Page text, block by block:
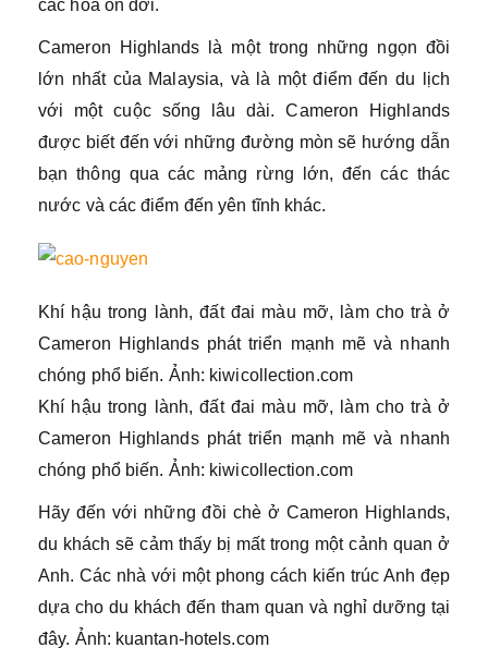
các hoa ôn đới.
Cameron Highlands là một trong những ngọn đồi
lớn nhất của Malaysia, và là một điểm đến du lịch
với một cuộc sống lâu dài. Cameron Highlands
được biết đến với những đường mòn sẽ hướng dẫn
bạn thông qua các mảng rừng lớn, đến các thác
nước và các điểm đến yên tĩnh khác.
Khí hậu trong lành, đất đai màu mỡ, làm cho trà ở
Cameron Highlands phát triển mạnh mẽ và nhanh
chóng phổ biến. Ảnh: kiwicollection.com
Khí hậu trong lành, đất đai màu mỡ, làm cho trà ở
Cameron Highlands phát triển mạnh mẽ và nhanh
chóng phổ biến. Ảnh: kiwicollection.com
Hãy đến với những đồi chè ở Cameron Highlands,
du khách sẽ cảm thấy bị mất trong một cảnh quan ở
Anh. Các nhà với một phong cách kiến ​​trúc Anh đẹp
dựa cho du khách đến tham quan và nghỉ dưỡng tại
đây. Ảnh: kuantan-hotels.com